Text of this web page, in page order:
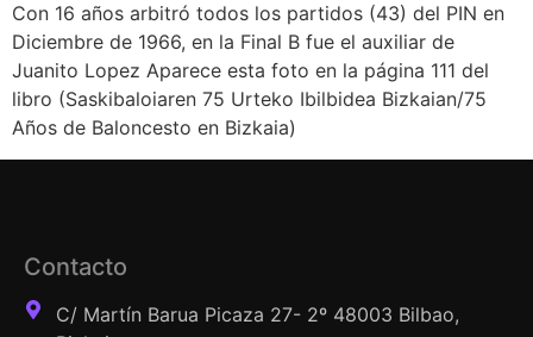
Con 16 años arbitró todos los partidos (43) del PIN en
Diciembre de 1966, en la Final B fue el auxiliar de
Juanito Lopez Aparece esta foto en la página 111 del
libro (Saskibaloiaren 75 Urteko Ibilbidea Bizkaian/75
Años de Baloncesto en Bizkaia)
Contacto
C/ Martín Barua Picaza 27- 2º 48003 Bilbao,